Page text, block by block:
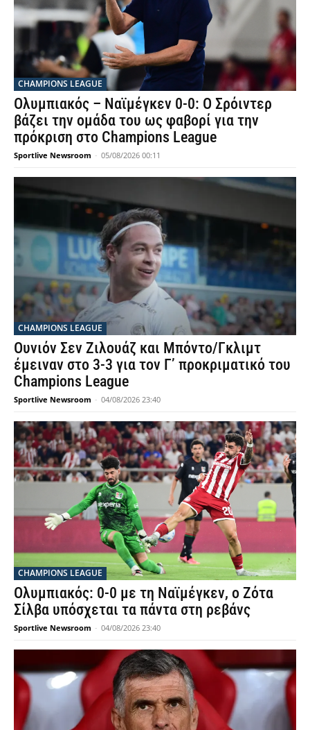
CHAMPIONS LEAGUE
Ολυμπιακός – Ναϊμέγκεν 0-0: Ο Σρόιντερ
βάζει την ομάδα του ως φαβορί για την
πρόκριση στο Champions League
Sportlive Newsroom - 05/08/2026 00:11
CHAMPIONS LEAGUE
Ουνιόν Σεν Ζιλουάζ και Μπόντο/Γκλιμτ
έμειναν στο 3-3 για τον Γ’ προκριματικό του
Champions League
Sportlive Newsroom - 04/08/2026 23:40
CHAMPIONS LEAGUE
Ολυμπιακός: 0-0 με τη Ναϊμέγκεν, ο Ζότα
Σίλβα υπόσχεται τα πάντα στη ρεβάνς
Sportlive Newsroom - 04/08/2026 23:40